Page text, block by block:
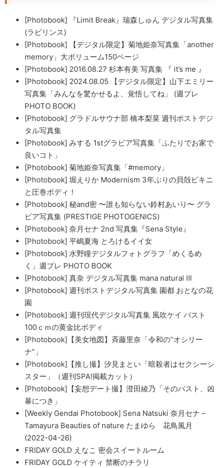
[Photobook] 『Limit Break』瑞森しゅん デジタル写真集
(ラビリンス)
[Photobook] 【デジタル限定】菊地姫奈写真集「another
memory」大ボリューム150ページ
[Photobook] 2016.08.27 杉本有美 写真集 『 it’s me 』
[Photobook] 2024.08.05 【デジタル限定】山下エミリー
写真集「みんなを驚かせるよ、覚悟してね」 (週プレ
PHOTO BOOK)
[Photobook] グラドルサウナ部 橋本梨菜 週刊ポストデジ
タル写真集
[Photobook] みする 1stグラビア写真集「ふたりでお家で
良いコト」
[Photobook] 菊地姫奈写真集「#memory」
[Photobook] 堀えりか Modernism 3年ぶりの貝殻ビキニ
と圧巻ボディ！
[Photobook] 秘and密 〜誰も知らない鈴村あいり〜 グラ
ビア写真集 (PRESTIGE PHOTOGENICS)
[Photobook] 奈月セナ 2nd 写真集『Sena Style』
[Photobook] 平嶋夏海 とろけるイイ女
[Photobook] 水野瞳デジタルフォトグラフ「めくるめ
く」週プレ PHOTO BOOK
[Photobook] 真奈 デジタル写真集 mana natural lIl
[Photobook] 週刊ポストデジタル写真集 園都 おとなの花
園
[Photobook] 週刊現代デジタル写真集 風吹ケイ バスト
100ｃｍの黄金比ボディ
[Photobook]【美女地図】斉藤里奈「令和の“オシリー
ナ”」
[Photobook]【推し撮】汐見まとい「暗殺者はセクシーシ
スター」（週刊SPA!掲載カット）
[Photobook]【妄想デート撮】澄田綾乃「そのバスト、凶
暴につき」
[Weekly Gendai Photobook] Sena Natsuki 奈月セナ –
Tamayura Beauties of nature たまゆら 花鳥風月
(2022-04-26)
FRIDAY GOLD えなこ 密会スイートルーム
FRIDAY GOLD ケイティ 禁断のチラリ